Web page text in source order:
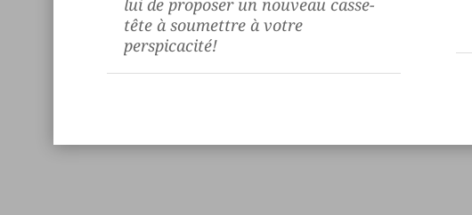
lui de proposer un nouveau casse-
tête à soumettre à votre
perspicacité!